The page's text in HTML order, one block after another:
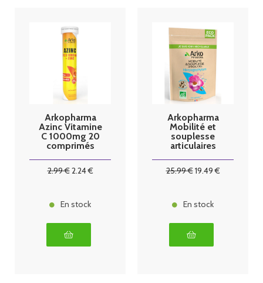
Arkopharma
Azinc Vitamine
C 1000mg 20
comprimés
2.99€2.24€
En stock
Arkopharma
Mobilité et
souplesse
articulaires
25.99€19.49€
En stock